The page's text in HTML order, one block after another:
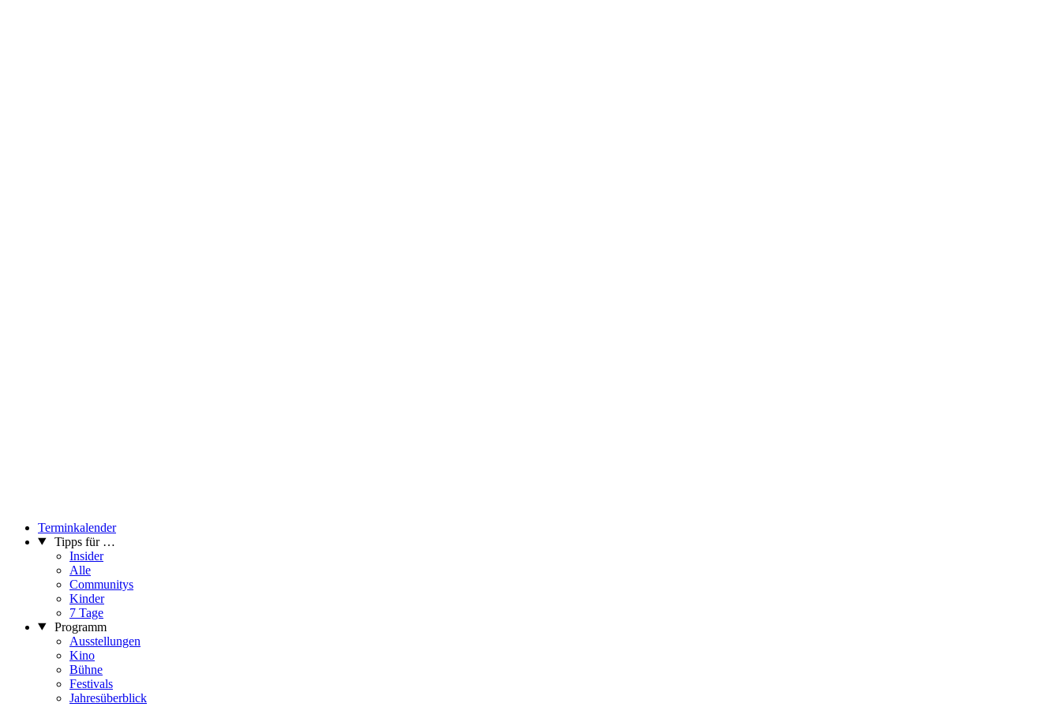
Terminkalender
Tipps für …
Insider
Alle
Communitys
Kinder
7 Tage
Programm
Ausstellungen
Kino
Bühne
Festivals
Jahresüberblick